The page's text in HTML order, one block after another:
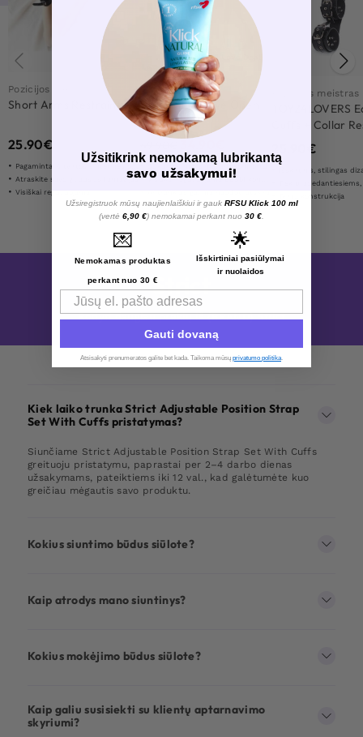
Pozicijos meistras
Short Arms Restraint
25.90€
Pagaminta iš tvirtos sintetinės odos ir metalo
Atraskite savo giliausias fantazijas
Visiškai reguliuojama
Pozicijos meistras
Fetish Submisive Open
Leg Set
34.90
Sukurtas maksimaliam komfortui
Visiškai reguliuojama BDSM konstrukcija
Pozicijos meistras
TOYZ4LOVERS
Cuffs + Collar
€
Išskirtinis, stilingas
Tiek pradedantiesiems, tiek
Tvirta konstrukcija
Strict
Rodyti daugiau prekių iš {BRAND} Strict
Kiek laiko trunka Strict Adjustable Position Strap
Set With Cuffs pristatymas?
Siunčiame Strict Adjustable Position Strap Set With Cuffs
greituoju pristatymu, paprastai per 2–4 darbo dienas
užsakymams, pateiktiems iki 12 val., kad galėtumėte kuo
greičiau mėgautis savo produktu.
Kokius siuntimo būdus siūlote?
Kaip atrodys mano siuntinys?
Kokius mokėjimo būdus siūlote?
Kaip galiu susisiekti su klientų aptarnavimo
skyriumi?
Užsitikrink nemokamą lubrikantą
savo užsakymui!
Užsiregistruok mūsų naujienlaiškiui ir gauk RFSU Klick 100 ml
(vertė 6,90 €) nemokamai perkant nuo 30 €
💌
Nemokamas produktas
perkant nuo 30 €
🌟
Išskirtiniai pasiūlymai
ir nuolaidos
Email
Gauti dovaną
Atsisakyti prenumeratos galite bet kada. Taikoma mūsų privatumo politika.​